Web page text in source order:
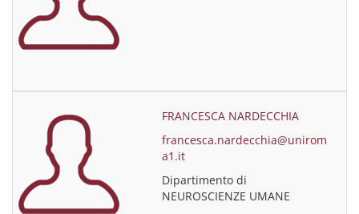
FRANCESCA NARDECCHIA
francesca.nardecchia@unirom
a1.it
Dipartimento di
NEUROSCIENZE UMANE